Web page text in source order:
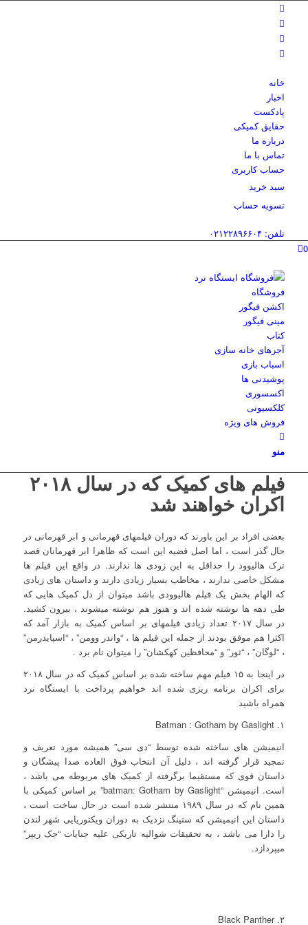
خانه
اخبار
پادکست
حقایق کمیکی
درباره ما
تماس با ما
حساب کاربری
سبد خرید
تسویه حساب
تلفن: ۰۲۱۲۲۸۹۶۶۰۴
0
فروشگاه
اکشن فیگور
مینی فیگور
کتاب
آجرهای خانه سازی
اسباب بازی
پوشیدنی ها
اکسسوری
کلکسیونی
فروش های ویژه
منو
فیلم های کمیک که در سال ۲۰۱۸
اکران خواهند شد
بعضی افراد بر این باورند که دوران فیلمهای قهرمانی و ابر قهرمانی در
حال گذر است ، اما اصل قضیه این است که ظاهرا ابر قهرمانان قصد
ترک هالیوود را حداقل به این زودی ها ندارند. در واقع این فیلم ها
مشکل خاصی ندارند ، مخاطب بسیار زیادی دارند و داستان های زیادی
که الهام بخش یک فیلم هالیوودی باشد میتوان از دل کمیک هایی که
طی دهه ها نوشته شده اند و هنوز هم نوشته میشوند ، بیرون کشید.
در سال ۲۰۱۷ تعداد زیادی فیلمهای بر اساس کمیک به بازار آمد که
اکثرا هم موفق بودند از جمله این فیلم ها ، “واندر وومن” ، “اسپایدرمن”
، “لوگان” ، “ثور” و “محافظین کهکشان” را میتوان نام برد .
در اینجا به ۱۵ فیلم مهم ساخته شده بر اساس کمیک که در سال ۲۰۱۸
برای اکران برنامه ریزی شده اند خواهیم پرداخت با ایستگاه نرد
همراه باشید
۱. Batman : Gotham by Gaslight
انیمیشن های ساخته شده توسط “دی سی” همیشه مورد تعریف و
تمجید قرار گرفته اند ، دلیل آن انتخاب فوق العاده صدا پیشگان و
داستان قوی که مستقیما برگرفته از کمیک های مربوطه می باشد ،
است. انیمیشن “batman: Gotham by Gaslight” بر اساس کمیکی با
همین نام که در سال ۱۹۸۹ منتشر شده است در حال ساخت است ،
داستان این انیمیشن که ستینگ نزدیک به دوران ویکتوریایی شهر لندن
را دارا می باشد ، به تحقیقات شوالیه تاریکی علیه جنایات “جک ریپر”
میپردازد.
۲. Black Panther